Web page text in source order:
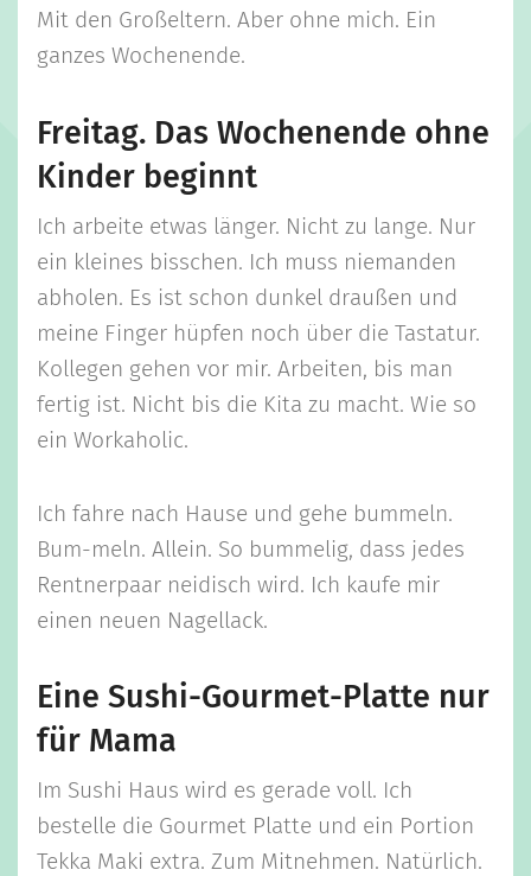
Mit den Großeltern. Aber ohne mich. Ein
ganzes Wochenende.
Freitag. Das Wochenende ohne
Kinder beginnt
Ich arbeite etwas länger. Nicht zu lange. Nur
ein kleines bisschen. Ich muss niemanden
abholen. Es ist schon dunkel draußen und
meine Finger hüpfen noch über die Tastatur.
Kollegen gehen vor mir. Arbeiten, bis man
fertig ist. Nicht bis die Kita zu macht. Wie so
ein Workaholic.
Ich fahre nach Hause und gehe bummeln.
Bum-meln. Allein. So bummelig, dass jedes
Rentnerpaar neidisch wird. Ich kaufe mir
einen neuen Nagellack.
Eine Sushi-Gourmet-Platte nur
für Mama
Im Sushi Haus wird es gerade voll. Ich
bestelle die Gourmet Platte und ein Portion
Tekka Maki extra. Zum Mitnehmen. Natürlich.